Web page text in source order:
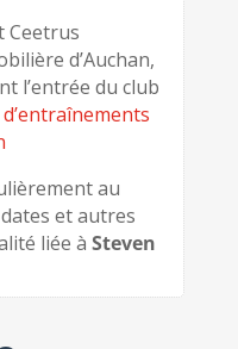
Ceetrus
d’Auchan,
l’entrée du club
au
et autres
liée à Steven